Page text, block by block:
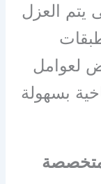
يتم العزل
لعوامل
بسهولة
متخصصة